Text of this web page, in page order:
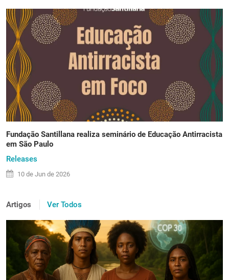
Fundação Santillana realiza seminário de Educação Antirracista
em São Paulo
Releases
10 de Jun de 2026
Artigos Ver Todos